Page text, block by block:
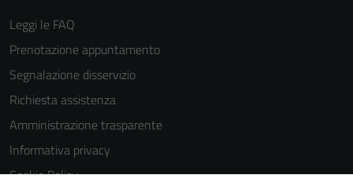
Leggi le FAQ
Prenotazione appuntamento
Segnalazione disservizio
Richiesta assistenza
Amministrazione trasparente
Informativa privacy
Cookie Policy